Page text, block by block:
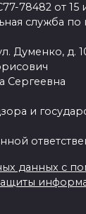
78482 от 15
служба
Думенко, д.
Сергеевна
и
данных с